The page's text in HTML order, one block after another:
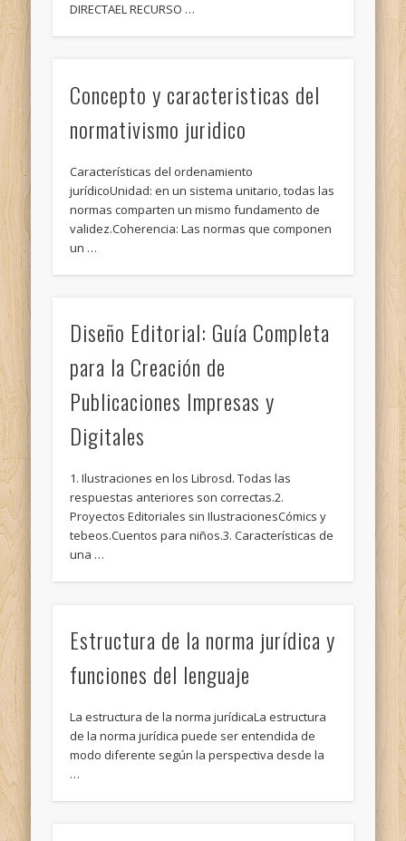
DIRECTAEL RECURSO …
Concepto y caracteristicas del
normativismo juridico
Características del ordenamiento
jurídicoUnidad: en un sistema unitario, todas las
normas comparten un mismo fundamento de
validez.Coherencia: Las normas que componen
un …
Diseño Editorial: Guía Completa
para la Creación de
Publicaciones Impresas y
Digitales
1. Ilustraciones en los Librosd. Todas las
respuestas anteriores son correctas.2.
Proyectos Editoriales sin IlustracionesCómics y
tebeos.Cuentos para niños.3. Características de
una …
Estructura de la norma jurídica y
funciones del lenguaje
La estructura de la norma jurídicaLa estructura
de la norma jurídica puede ser entendida de
modo diferente según la perspectiva desde la
…